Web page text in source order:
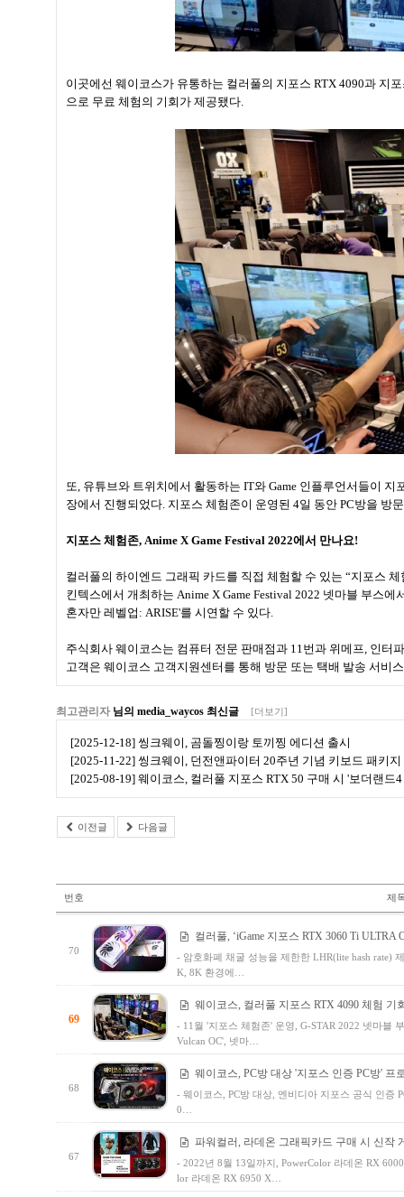
이곳에선 웨이코스가 유통하는 컬러풀의 지포스 RTX 4090과 지
으로 무료 체험의 기회가 제공됐다.
또, 유튜브와 트위치에서 활동하는 IT와 Game 인플루언서들이
장에서 진행되었다. 지포스 체험존이 운영된 4일 동안 PC방을 방
지포스 체험존, Anime X Game Festival 2022에서 만나요!
컬러풀의 하이엔드 그래픽 카드를 직접 체험할 수 있는 “지포스
킨텍스에서 개최하는 Anime X Game Festival 2022 넷마블 부스
혼자만 레벨업: ARISE'를 시연할 수 있다.
주식회사 웨이코스는 컴퓨터 전문 판매점과 11번과 위메프, 인터
고객은 웨이코스 고객지원센터를 통해 방문 또는 택배 발송 서비
최고관리자 님의 media_waycos 최신글 [더보기]
[2025-12-18] 씽크웨이, 곰돌찡이랑 토끼찡 에디션 출시
[2025-11-22] 씽크웨이, 던전앤파이터 20주년 기념 키보드 패키지
[2025-08-19] 웨이코스, 컬러풀 지포스 RTX 50 구매 시 '보더랜드
이전글 다음글
번호 제
70
컬러풀, ‘iGame 지포스 RTX 3060 Ti ULTRA
- 암호화폐 채굴 성능을 제한한 LHR(lite hash rate)
K, 8K 환경에…
69
웨이코스, 컬러풀 지포스 RTX 4090 체험 기
- 11월 '지포스 체험존' 운영, G-STAR 2022 넷마블
Vulcan OC', 넷마…
68
웨이코스, PC방 대상 '지포스 인증 PC방' 프
- 웨이코스, PC방 대상, 엔비디아 지포스 공식 인증
0…
67
파워컬러, 라데온 그래픽카드 구매 시 신작
- 2022년 8월 13일까지, PowerColor 라데온 RX
lor 라데온 RX 6950 X…